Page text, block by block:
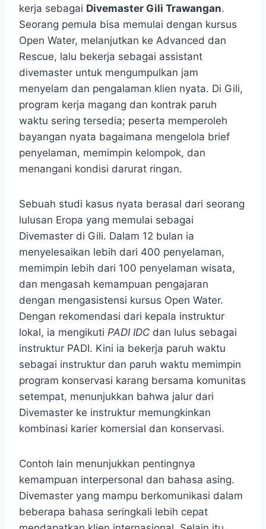
kerja sebagai Divemaster Gili Trawangan.
Seorang pemula bisa memulai dengan kursus
Open Water, melanjutkan ke Advanced dan
Rescue, lalu bekerja sebagai assistant
divemaster untuk mengumpulkan jam
menyelam dan pengalaman klien nyata. Di Gili,
program kerja magang dan kontrak paruh
waktu sering tersedia; peserta memperoleh
bayangan nyata bagaimana mengelola brief
penyelaman, memimpin kelompok, dan
menangani kondisi darurat ringan.
Sebuah studi kasus nyata berasal dari seorang
lulusan Eropa yang memulai sebagai
Divemaster di Gili. Dalam 12 bulan ia
menyelesaikan lebih dari 400 penyelaman,
memimpin lebih dari 100 penyelaman wisata,
dan mengasah kemampuan pengajaran
dengan mengasistensi kursus Open Water.
Dengan rekomendasi dari kepala instruktur
lokal, ia mengikuti PADI IDC dan lulus sebagai
instruktur PADI. Kini ia bekerja paruh waktu
sebagai instruktur dan paruh waktu memimpin
program konservasi karang bersama komunitas
setempat, menunjukkan bahwa jalur dari
Divemaster ke instruktur memungkinkan
kombinasi karier komersial dan konservasi.
Contoh lain menunjukkan pentingnya
kemampuan interpersonal dan bahasa asing.
Divemaster yang mampu berkomunikasi dalam
beberapa bahasa seringkali lebih cepat